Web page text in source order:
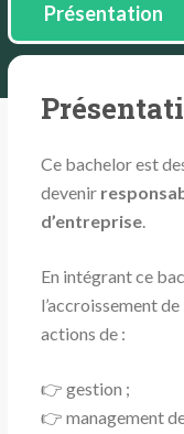
Présentation
Ce bachelor est
devenir
d’entreprise.
En intégrant ce
l’accroissement
actions de :
👉 gestion ;
👉 management